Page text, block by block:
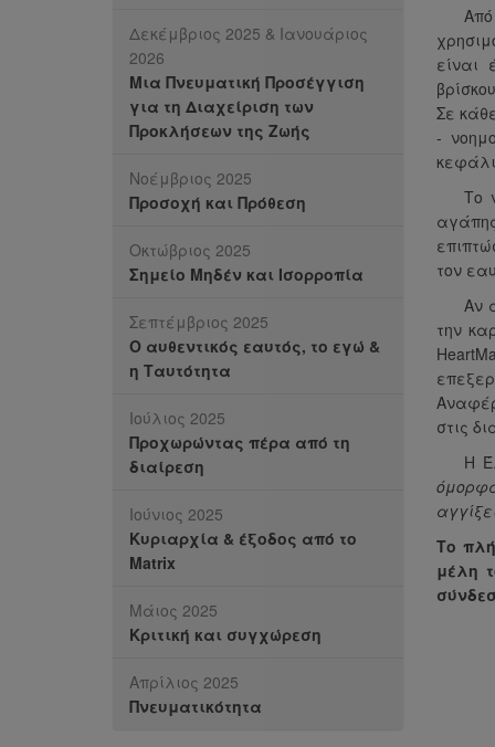
Δεκέμβριος 2025 & Ιανουάριος
2026
Μια Πνευματική Προσέγγιση
για τη Διαχείριση των
Προκλήσεων της Ζωής
Νοέμβριος 2025
Προσοχή και Πρόθεση
Οκτώβριος 2025
Σημείο Μηδέν και Ισορροπία
Σεπτέμβριος 2025
Ο αυθεντικός εαυτός, το εγώ &
η Ταυτότητα
Ιούλιος 2025
Προχωρώντας πέρα από τη
διαίρεση
Ιούνιος 2025
Κυριαρχία & έξοδος από το
Matrix
Μάιος 2025
Κριτική και συγχώρεση
Απρίλιος 2025
Πνευματικότητα
είναι
Σε
-
Το
τον
Αν
την
στις
Η
Το
μέλη